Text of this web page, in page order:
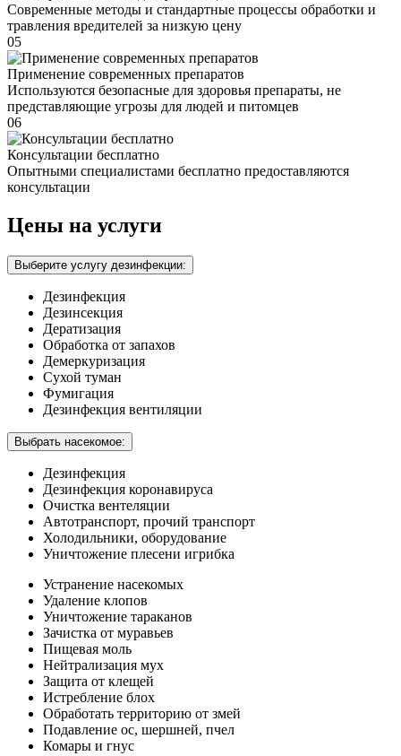
Современные методы и стандартные процессы обработки и
травления вредителей за низкую цену
05
Применение современных препаратов
Используются безопасные для здоровья препараты, не
представляющие угрозы для людей и питомцев
06
Консультации бесплатно
Опытными специалистами бесплатно предоставляются
консультации
Цены на услуги
Выберите услугу дезинфекции:
Дезинфекция
Дезинсекция
Дератизация
Обработка от запахов
Демеркуризация
Сухой туман
Фумигация
Дезинфекция вентиляции
Выбрать насекомое:
Дезинфекция
Дезинфекция коронавируса
Очистка вентеляции
Автотранспорт, прочий транспорт
Холодильники, оборудование
Уничтожение плесени игрибка
Устранение насекомых
Удаление клопов
Уничтожение тараканов
Зачистка от муравьев
Пищевая моль
Нейтрализация мух
Защита от клещей
Истребление блох
Обработать территорию от змей
Подавление ос, шершней, пчел
Комары и гнус